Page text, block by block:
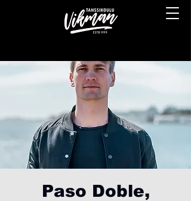
Paso Doble,